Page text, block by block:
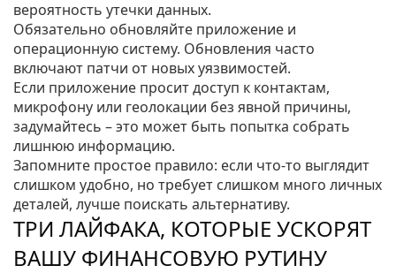
вероятность утечки данных.
Обязательно обновляйте приложение и
операционную систему. Обновления часто
включают патчи от новых уязвимостей.
Если приложение просит доступ к контактам,
микрофону или геолокации без явной причины,
задумайтесь – это может быть попытка собрать
лишнюю информацию.
Запомните простое правило: если что‑то выглядит
слишком удобно, но требует слишком много личных
деталей, лучше поискать альтернативу.
ТРИ ЛАЙФАКА, КОТОРЫЕ УСКОРЯТ
ВАШУ ФИНАНСОВУЮ РУТИНУ